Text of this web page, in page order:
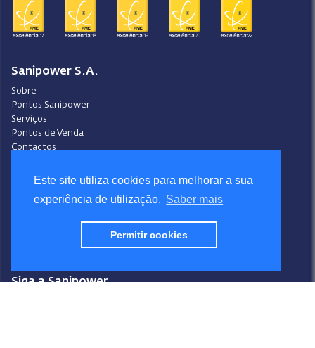
Este site utiliza cookies para melhorar a sua
experiência de utilização. Saber mais
Permitir cookies
Sanipower S.A.
Sobre
Pontos Sanipower
Serviços
Pontos de Venda
Contactos
Ajuda
Video-Ajuda
Siga a Sanipower